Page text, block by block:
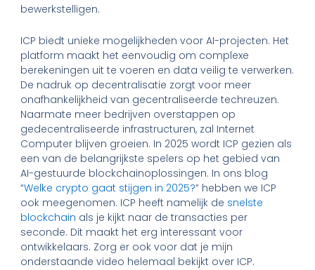
bewerkstelligen.
ICP biedt unieke mogelijkheden voor AI-projecten. Het
platform maakt het eenvoudig om complexe
berekeningen uit te voeren en data veilig te verwerken.
De nadruk op decentralisatie zorgt voor meer
onafhankelijkheid van gecentraliseerde techreuzen.
Naarmate meer bedrijven overstappen op
gedecentraliseerde infrastructuren, zal Internet
Computer blijven groeien. In 2025 wordt ICP gezien als
een van de belangrijkste spelers op het gebied van
AI-gestuurde blockchainoplossingen. In ons blog
“Welke crypto gaat stijgen in 2025?” hebben we ICP
ook meegenomen. ICP heeft namelijk de snelste
blockchain als je kijkt naar de transacties per
seconde. Dit maakt het erg interessant voor
ontwikkelaars. Zorg er ook voor dat je mijn
onderstaande video helemaal bekijkt over ICP.